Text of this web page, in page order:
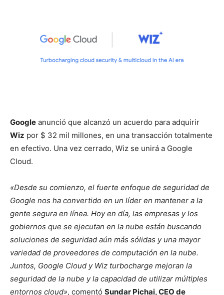
Google anunció que alcanzó un acuerdo para adquirir
Wiz por $ 32 mil millones, en una transacción totalmente
en efectivo. Una vez cerrado, Wiz se unirá a Google
Cloud.
«Desde su comienzo, el fuerte enfoque de seguridad de
Google nos ha convertido en un líder en mantener a la
gente segura en línea. Hoy en día, las empresas y los
gobiernos que se ejecutan en la nube están buscando
soluciones de seguridad aún más sólidas y una mayor
variedad de proveedores de computación en la nube.
Juntos, Google Cloud y Wiz turbocharge mejoran la
seguridad de la nube y la capacidad de utilizar múltiples
entornos cloud», comentó Sundar Pichai, CEO de